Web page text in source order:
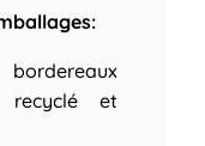
recyclé et